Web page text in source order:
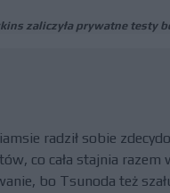
zaliczyła prywatne testy
radził sobie
co cała stajnia razem
bo Tsunoda też